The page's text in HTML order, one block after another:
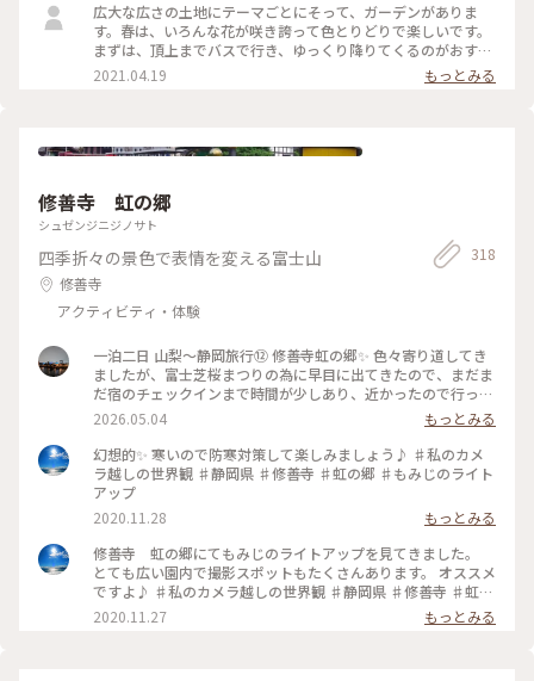
広大な広さの土地にテーマごとにそって、ガーデンがありま
す。春は、いろんな花が咲き誇って色とりどりで楽しいです。
まずは、頂上までバスで行き、ゆっくり降りてくるのがおすす
めです。 #花を愉しむ #ガーデン #熱海 #フォトコン #コ
ンテスト
2021.04.19 もっとみる
修善寺 虹の郷
シュゼンジニジノサト
四季折々の景色で表情を変える富士山
修善寺
アクティビティ・体験
318
一泊二日 山梨〜静岡旅行⑫ 修善寺虹の郷✨️ 色々寄り道してき
ましたが、富士芝桜まつりの為に早目に出てきたので、まだま
だ宿のチェックインまで時間が少しあり、近かったので行って
みました💡 修善寺虹の郷にはイギリス村、カナダ村、インデ
ィアン砦、フェアリーガーデン、日本庭園、伊豆の村、匠の村
などのエリアがあります。 なかなかの広さでかなり歩きます
が、季節によって、お花も色々楽しめるようです。 シャクナゲ
2026.05.04
もっとみる
幻想的✨ 寒いので防寒対策して楽しみましょう♪ ♯私のカメ
ラ越しの世界観 ♯静岡県 ♯修善寺 ♯虹の郷 ♯もみじのライト
アップ
2020.11.28
もっとみる
修善寺 虹の郷にてもみじのライトアップを見てきました。
とても広い園内で撮影スポットもたくさんあります。 オススメ
ですよ♪ ♯私のカメラ越しの世界観 ♯静岡県 ♯修善寺 ♯虹の
郷 ♯もみじのライトアップ ♯小さな秋
2020.11.27 もっとみる